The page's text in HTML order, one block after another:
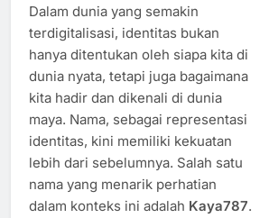
Dalam dunia yang semakin
terdigitalisasi, identitas bukan
hanya ditentukan oleh siapa kita di
dunia nyata, tetapi juga bagaimana
kita hadir dan dikenali di dunia
maya. Nama, sebagai representasi
identitas, kini memiliki kekuatan
lebih dari sebelumnya. Salah satu
nama yang menarik perhatian
dalam konteks ini adalah Kaya787.